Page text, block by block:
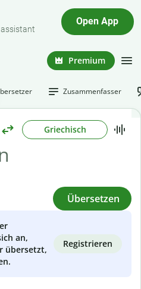
Open App
Premium
Zusammenfasser
Griechisch
Übersetzen
an,
übersetzt,
Registrieren